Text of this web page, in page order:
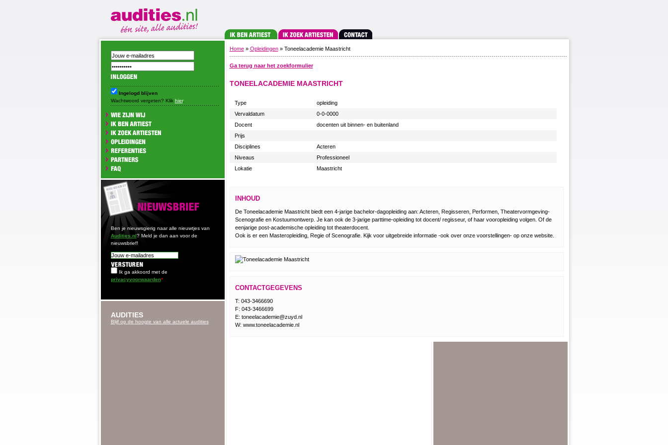
Ingelogd blijven
Wachtwoord vergeten? Klik hier.
Ben je nieuwsgierig naar alle nieuwtjes van
Audities.nl? Meld je dan aan voor de
nieuwsbrief!
Ik ga akkoord met de
privacyvoorwaarden*
AUDITIES
Blijf op de hoogte van alle actuele audities
Home » Opleidingen » Toneelacademie Maastricht
Ga terug naar het zoekformulier
TONEELACADEMIE MAASTRICHT
Type
opleiding
Vervaldatum
0-0-0000
Docent
docenten uit binnen- en buitenland
Prijs
Disciplines
Acteren
Niveaus
Professioneel
Lokatie
Maastricht
INHOUD
De Toneelacademie Maastricht biedt een 4-jarige bachelor-dagopleiding aan: Acteren, Regisseren, Performen, Theatervormgeving-
Scenografie en Kostuumontwerp. Je kan ook de 3-jarige parttime-opleiding tot docent/ regisseur, of haar vooropleiding volgen. Of de
eenjarige post-academische opleiding tot theaterdocent.
Ook is er een Masteropleiding, Regie of Scenografie. Kijk voor uitgebreide informatie -ook over onze voorstellingen- op onze website.
CONTACTGEGEVENS
T: 043-3466690
F: 043-3466699
E: toneelacademie@zuyd.nl
W: www.toneelacademie.nl